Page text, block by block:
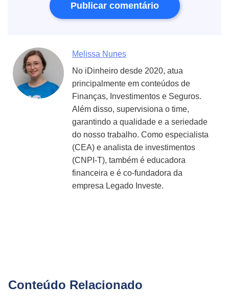
Melissa Nunes
No iDinheiro desde 2020, atua
principalmente em conteúdos de
Finanças, Investimentos e Seguros.
Além disso, supervisiona o time,
garantindo a qualidade e a seriedade
do nosso trabalho. Como especialista
(CEA) e analista de investimentos
(CNPI-T), também é educadora
financeira e é co-fundadora da
empresa Legado Investe.
Conteúdo Relacionado